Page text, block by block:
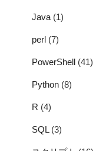
Java (1)
perl (7)
PowerShell (41)
Python (8)
R (4)
SQL(3)